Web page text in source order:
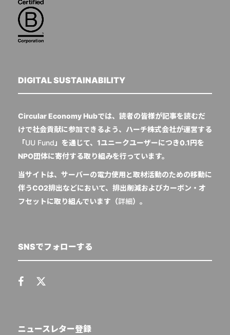
DIGITAL SUSTAINABILITY
Circular Economy Hubでは、読者の皆様が記事を読むだ
けで社会貢献に参加できるよう、ハーチ株式会社が運営する
「UU Fund 」を通じて、1ユニークユーザーにつき0.1円を
NPO団体に寄付する取り組みを行っています。
当サイトは、サーバーの電力使用と取材活動のための移動に
伴うCO2排出などにおいて、排出削減およびカーボン・オ
フセットに取り組んでいます（詳細）。
SNSでフォローする
ニュースレター登録